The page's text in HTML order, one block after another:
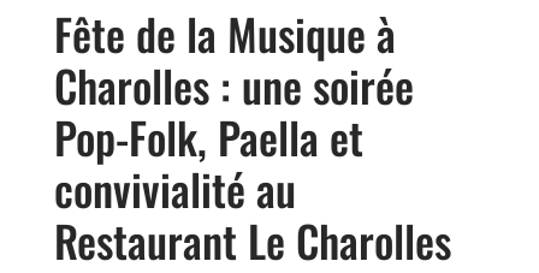
Fête de la Musique à
Charolles : une soirée
Pop-Folk, Paella et
convivialité au
Restaurant Le Charolles